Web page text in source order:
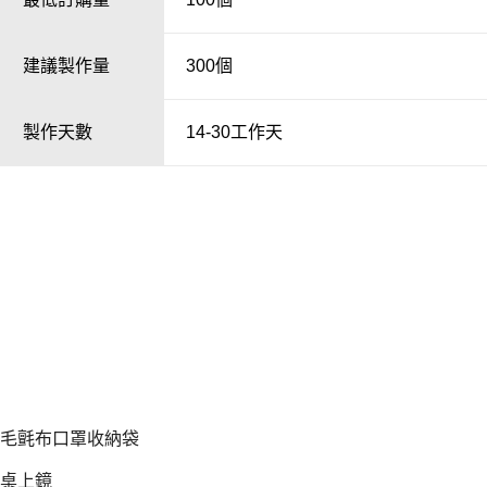
建議製作量 300個
製作天數 14-30工作天
毛氈布口罩收納袋
桌上鏡